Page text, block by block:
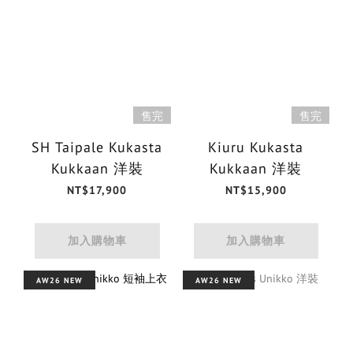
售完
SH Taipale Kukasta
Kukkaan 洋裝
NT$17,900
加入購物車
售完
Kiuru Kukasta
Kukkaan 洋裝
NT$15,900
加入購物車
AW26 NEW AW26 NEW